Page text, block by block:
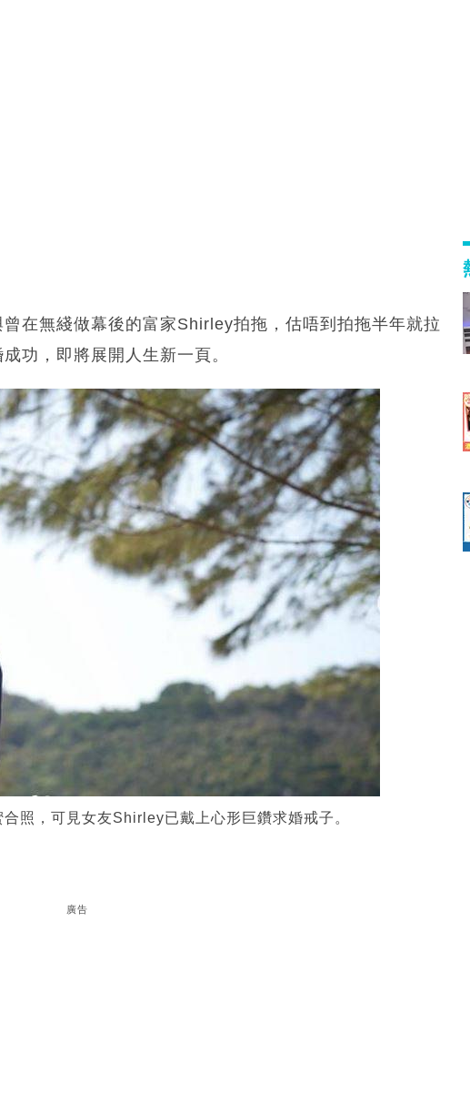
在無綫做幕後的富家Shirley拍拖，估唔到拍拖半年就拉
功，即將展開人生新一頁。
照，可見女友Shirley已戴上心形巨鑽求婚戒子。
廣告